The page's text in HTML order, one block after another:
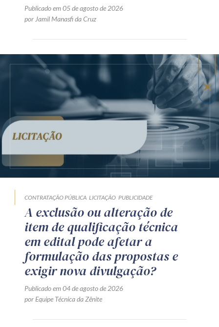
Publicado em 05 de agosto de 2026
por Jamil Manasfi da Cruz
CONTRATAÇÃO PÚBLICA LICITAÇÃO PUBLICIDADE
A exclusão ou alteração de
item de qualificação técnica
em edital pode afetar a
formulação das propostas e
exigir nova divulgação?
Publicado em 04 de agosto de 2026
por Equipe Técnica da Zênite